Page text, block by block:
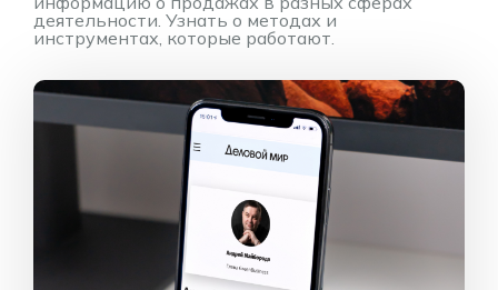
деятельности. Узнать о методах и
инструментах, которые работают.